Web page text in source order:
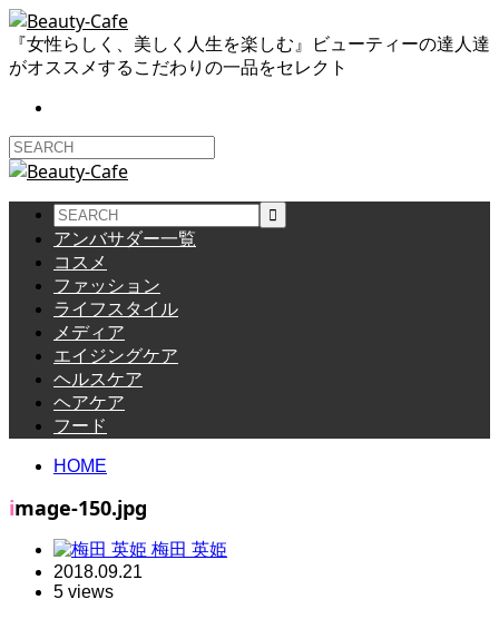
『女性らしく、美しく人生を楽しむ』ビューティーの達人達
がオススメするこだわりの一品をセレクト
アンバサダー一覧
コスメ
ファッション
ライフスタイル
メディア
エイジングケア
ヘルスケア
ヘアケア
フード
HOME
image-150.jpg
梅田 英姫
2018.09.21
5 views